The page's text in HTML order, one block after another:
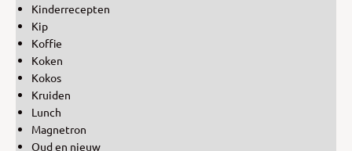
Kinderrecepten
Kip
Koffie
Koken
Kokos
Kruiden
Lunch
Magnetron
Oud en nieuw